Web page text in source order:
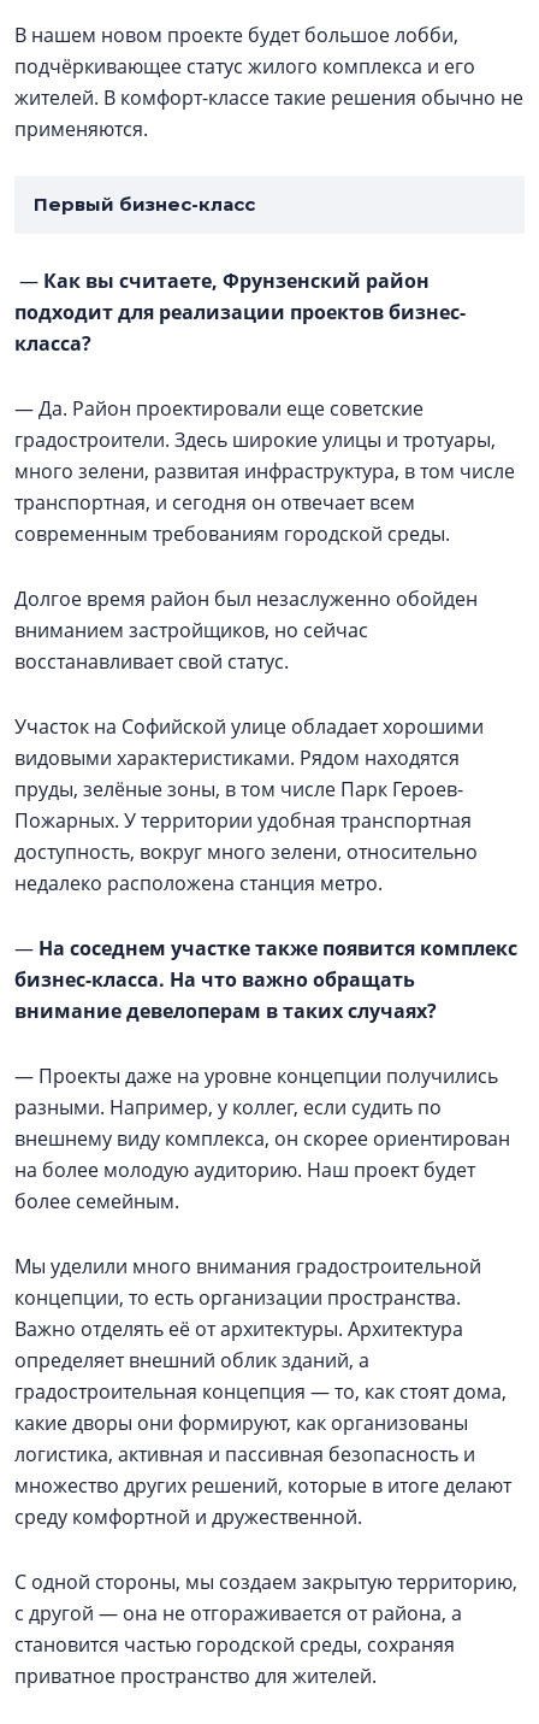
В нашем новом проекте будет большое лобби,
подчёркивающее статус жилого комплекса и его
жителей. В комфорт-классе такие решения обычно не
применяются.
Первый бизнес-класс
— Как вы считаете, Фрунзенский район
подходит для реализации проектов бизнес-
класса?
— Да. Район проектировали еще советские
градостроители. Здесь широкие улицы и тротуары,
много зелени, развитая инфраструктура, в том числе
транспортная, и сегодня он отвечает всем
современным требованиям городской среды.
Долгое время район был незаслуженно обойден
вниманием застройщиков, но сейчас
восстанавливает свой статус.
Участок на Софийской улице обладает хорошими
видовыми характеристиками. Рядом находятся
пруды, зелёные зоны, в том числе Парк Героев-
Пожарных. У территории удобная транспортная
доступность, вокруг много зелени, относительно
недалеко расположена станция метро.
— На соседнем участке также появится комплекс
бизнес-класса. На что важно обращать
внимание девелоперам в таких случаях?
— Проекты даже на уровне концепции получились
разными. Например, у коллег, если судить по
внешнему виду комплекса, он скорее ориентирован
на более молодую аудиторию. Наш проект будет
более семейным.
Мы уделили много внимания градостроительной
концепции, то есть организации пространства.
Важно отделять её от архитектуры. Архитектура
определяет внешний облик зданий, а
градостроительная концепция — то, как стоят дома,
какие дворы они формируют, как организованы
логистика, активная и пассивная безопасность и
множество других решений, которые в итоге делают
среду комфортной и дружественной.
С одной стороны, мы создаем закрытую территорию,
с другой — она не отгораживается от района, а
становится частью городской среды, сохраняя
приватное пространство для жителей.